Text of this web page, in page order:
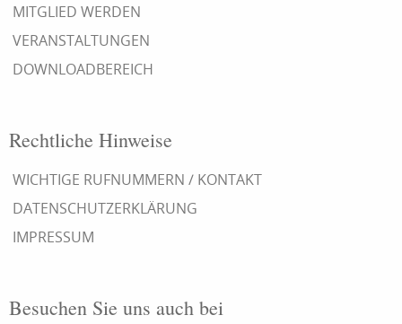
MITGLIED WERDEN
VERANSTALTUNGEN
DOWNLOADBEREICH
Rechtliche Hinweise
WICHTIGE RUFNUMMERN / KONTAKT
DATENSCHUTZERKLÄRUNG
IMPRESSUM
Besuchen Sie uns auch bei